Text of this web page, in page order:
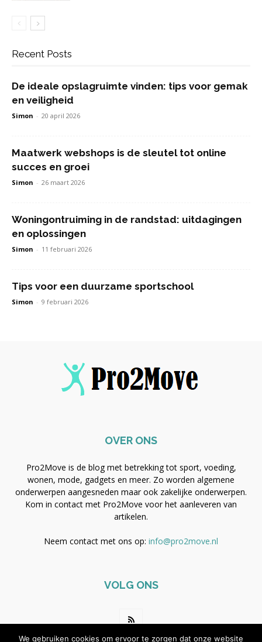
Recent Posts
De ideale opslagruimte vinden: tips voor gemak
en veiligheid
Simon - 20 april 2026
Maatwerk webshops is de sleutel tot online
succes en groei
Simon - 26 maart 2026
Woningontruiming in de randstad: uitdagingen
en oplossingen
Simon - 11 februari 2026
Tips voor een duurzame sportschool
Simon - 9 februari 2026
OVER ONS
Pro2Move is de blog met betrekking tot sport, voeding,
wonen, mode, gadgets en meer. Zo worden algemene
onderwerpen aangesneden maar ook zakelijke onderwerpen.
Kom in contact met Pro2Move voor het aanleveren van
artikelen.
Neem contact met ons op: info@pro2move.nl
VOLG ONS
We gebruiken cookies om ervoor te zorgen dat onze website